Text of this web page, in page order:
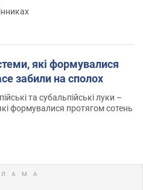
які формувалися
забили на сполох
та субальпійські луки –
формувалися протягом сотень